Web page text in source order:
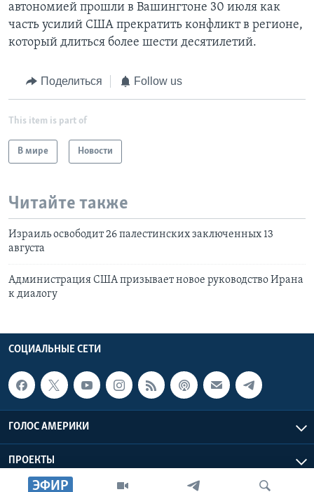
ЭФИР
автономией прошли в Вашингтоне 30 июля как
часть усилий США прекратить конфликт в регионе,
который длиться более шести десятилетий.
Поделиться Follow us
This item is part of
В мире Новости
Читайте также
Израиль освободит 26 палестинских заключенных 13
августа
Администрация США призывает новое руководство Ирана
к диалогу
СОЦИАЛЬНЫЕ СЕТИ
ГОЛОС АМЕРИКИ
ПРОЕКТЫ